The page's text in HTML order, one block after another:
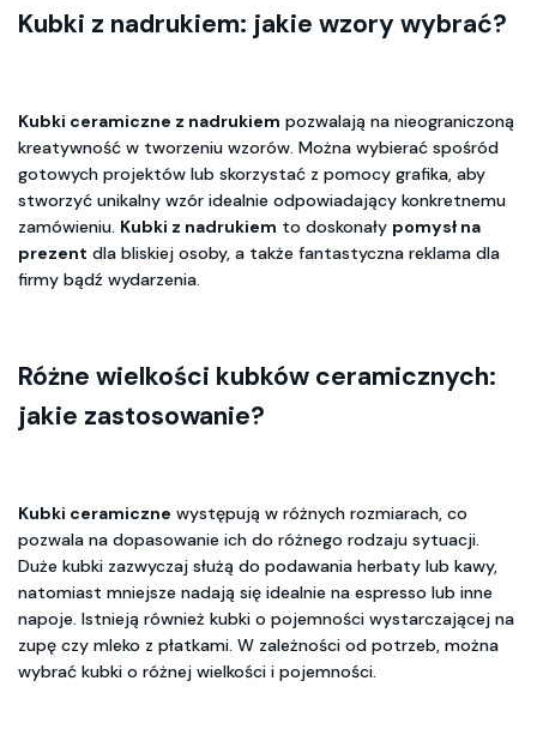
Kubki z nadrukiem: jakie wzory wybrać?
Kubki ceramiczne z nadrukiem pozwalają na nieograniczoną
kreatywność w tworzeniu wzorów. Można wybierać spośród
gotowych projektów lub skorzystać z pomocy grafika, aby
stworzyć unikalny wzór idealnie odpowiadający konkretnemu
zamówieniu. Kubki z nadrukiem to doskonały pomysł na
prezent dla bliskiej osoby, a także fantastyczna reklama dla
firmy bądź wydarzenia.
Różne wielkości kubków ceramicznych:
jakie zastosowanie?
Kubki ceramiczne występują w różnych rozmiarach, co
pozwala na dopasowanie ich do różnego rodzaju sytuacji.
Duże kubki zazwyczaj służą do podawania herbaty lub kawy,
natomiast mniejsze nadają się idealnie na espresso lub inne
napoje. Istnieją również kubki o pojemności wystarczającej na
zupę czy mleko z płatkami. W zależności od potrzeb, można
wybrać kubki o różnej wielkości i pojemności.